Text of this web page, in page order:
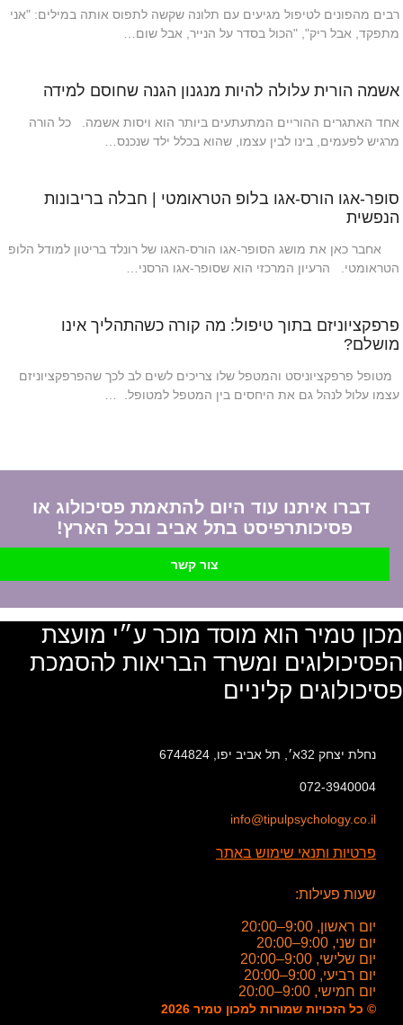
רבים מהפונים לטיפול מגיעים עם תלונה שקשה לתפוס אותה במילים: "אני
מתפקד, אבל ריק", "הכול בסדר על הנייר, אבל שום…
אשמה הורית עלולה להיות מנגנון הגנה שחוסם למידה
אחד האתגרים ההוריים המתעתעים ביותר הוא ויסות אשמה. כל הורה
מרגיש לפעמים, בינו לבין עצמו, שהוא בכלל ילד שנכנס…
סופר-אגו הורס-אגו בלופ הטראומטי | חבלה בריבונות
הנפשית
אחבר כאן את מושג הסופר-אגו הורס-האגו של רונלד בריטון למודל הלופ
הטראומטי. הרעיון המרכזי הוא שסופר-אגו הרסני…
פרפקציוניזם בתוך טיפול: מה קורה כשהתהליך אינו
מושלם?
מטופל פרפקציוניסט והמטפל שלו צריכים לשים לב לכך שהפרפקציוניזם
עצמו עלול לנהל גם את היחסים בין המטפל למטופל. …
דברו איתנו עוד היום להתאמת פסיכולוג או
פסיכותרפיסט בתל אביב ובכל הארץ!
צור קשר
מכון טמיר הוא מוסד מוכר ע״י מועצת
הפסיכולוגים ומשרד הבריאות להסמכת
פסיכולוגים קליניים
נחלת יצחק 32א׳, תל אביב יפו, 6744824
072-3940004
info@tipulpsychology.co.il
פרטיות ותנאי שימוש באתר
שעות פעילות:
יום ראשון, 9:00–20:00
יום שני, 9:00–20:00
יום שלישי, 9:00–20:00
יום רביעי, 9:00–20:00
יום חמישי, 9:00–20:00
© כל הזכויות שמורות למכון טמיר 2026